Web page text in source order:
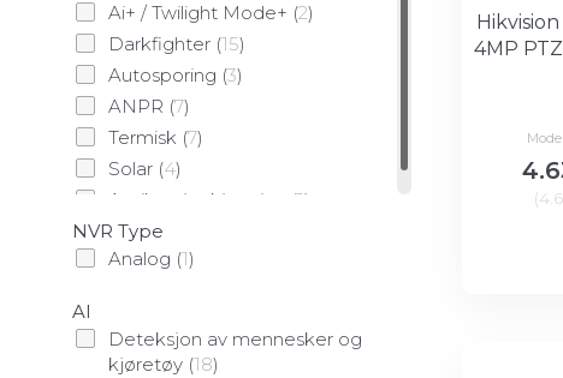
Ai+ / Twilight Mode+ (2)
Darkfighter (15)
Autosporing (3)
ANPR (7)
Termisk (7)
Solar (4)
Ansiktsgjenkjenning
(1)
NVR Type
Analog (1)
AI
Deteksjon av mennesker og
kjøretøy (18)
4MP
(